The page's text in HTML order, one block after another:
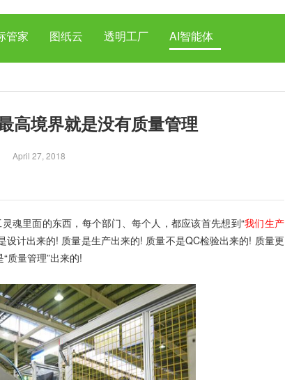
管家 图纸云 透明工厂 AI智能体
高境界就是没有质量管理
April 27, 2018
魂里面的东西，每个部门、每个人，都应该首先想到“我们生产
设计出来的! 质量是生产出来的! 质量不是QC检验出来的! 质量更
质量管理”出来的!